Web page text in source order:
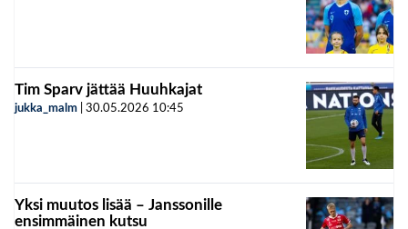
Tim Sparv jättää Huuhkajat
jukka_malm 30.05.2026 10:45
Yksi muutos lisää – Janssonille
ensimmäinen kutsu